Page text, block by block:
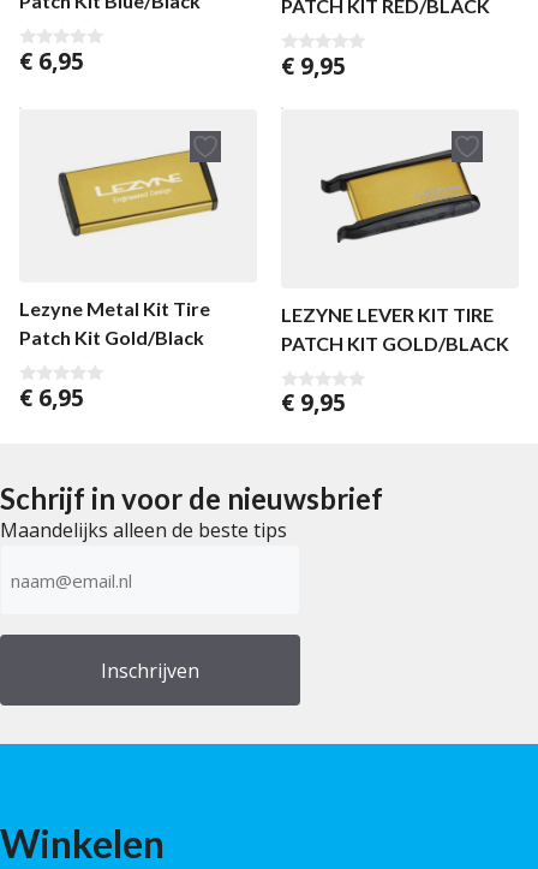
0
n
€ 6,95
PATCH KIT RED/BLACK
0
v
n
€ 9,95
Lezyne Metal Kit Tire
Patch Kit Gold/Black
0
v
€ 6,95
LEZYNE LEVER KIT TIRE
PATCH KIT GOLD/BLACK
0
€ 9,95
Schrijf in voor de nieuwsbrief
Maandelijks alleen de beste tips
mailadres
Winkelen